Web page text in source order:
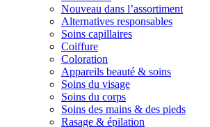
Nouveau dans l’assortiment
Alternatives responsables
Soins capillaires
Coiffure
Coloration
Appareils beauté & soins
Soins du visage
Soins du corps
Soins des mains & des pieds
Rasage & épilation